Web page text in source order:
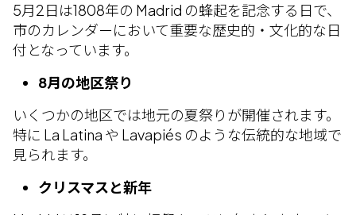
5月2日は1808年の Madrid の蜂起を記念する日で、
市のカレンダーにおいて重要な歴史的・文化的な日
付となっています。
8月の地区祭り
いくつかの地区では地元の夏祭りが開催されます。
特に La Latina や Lavapiés のような伝統的な地域で
見られます。
クリスマスと新年